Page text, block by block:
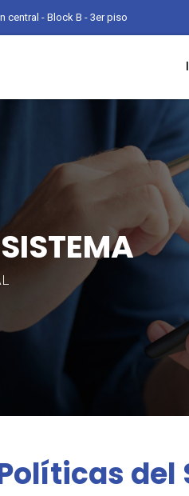
central - Block B - 3er piso
del